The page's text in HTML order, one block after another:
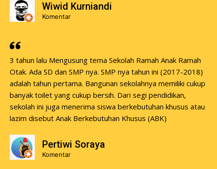
Wiwid Kurniandi
Komentar
3 tahun lalu Mengusung tema Sekolah Ramah Anak Ramah
Otak. Ada SD dan SMP nya. SMP nya tahun ini (2017-2018)
adalah tahun pertama. Bangunan sekolahnya memiliki cukup
banyak toilet yang cukup bersih. Dari segi pendidikan,
sekolah ini juga menerima siswa berkebutuhan khusus atau
lazim disebut Anak Berkebutuhan Khusus (ABK)
Pertiwi Soraya
Komentar